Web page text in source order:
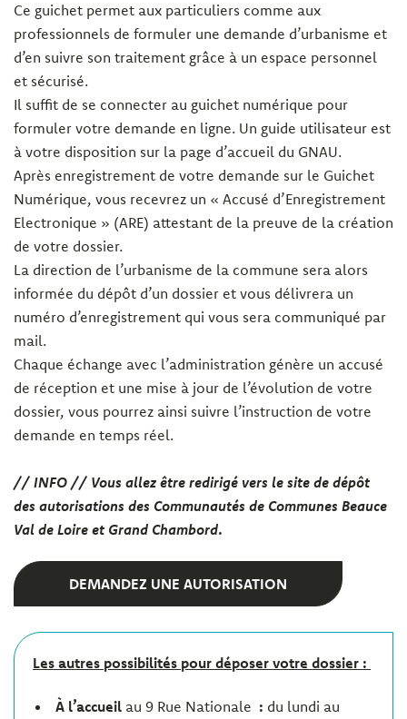
Ce guichet permet aux particuliers comme aux
professionnels de formuler une demande d’urbanisme et
d’en suivre son traitement grâce à un espace personnel
et sécurisé.
Il suffit de se connecter au guichet numérique pour
formuler votre demande en ligne. Un guide utilisateur est
à votre disposition sur la page d’accueil du GNAU.
Après enregistrement de votre demande sur le Guichet
Numérique, vous recevrez un « Accusé d’Enregistrement
Electronique » (ARE) attestant de la preuve de la création
de votre dossier.
La direction de l’urbanisme de la commune sera alors
informée du dépôt d’un dossier et vous délivrera un
numéro d’enregistrement qui vous sera communiqué par
mail.
Chaque échange avec l’administration génère un accusé
de réception et une mise à jour de l’évolution de votre
dossier, vous pourrez ainsi suivre l’instruction de votre
demande en temps réel.
// INFO // Vous allez être redirigé vers le site de dépôt
des autorisations des Communautés de Communes Beauce
Val de Loire et Grand Chambord.
DEMANDEZ UNE AUTORISATION
Les autres possibilités pour déposer votre dossier :
À l’accueil au 9 Rue Nationale : du lundi au